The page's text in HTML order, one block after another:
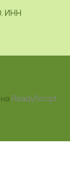
ИНН
ReadyScript